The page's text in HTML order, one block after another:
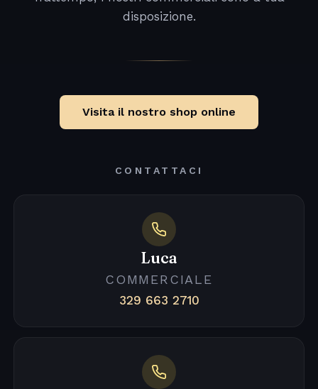
disposizione.
Visita il nostro shop online
CONTATTACI
Luca
COMMERCIALE
329 663 2710